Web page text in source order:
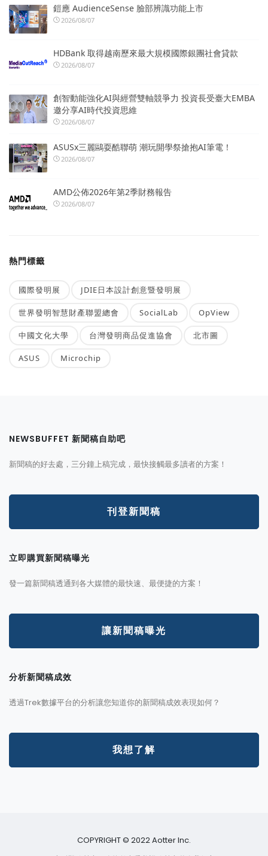
鎧應 AudienceSense 臉部辨識功能上市
2026/08/07
HDBank 取得越南歷來最大規模國際銀團社會貸款
2026/08/07
創智動能強化AI與經營雙軸競爭力 投資長受臺大EMBA
邀分享AI時代投資思維
2026/08/07
ASUSx三麗鷗耍酷聯萌 潮玩開學祭搶抱AI筆電！
2026/08/07
AMD公佈2026年第2季財務報告
2026/08/07
熱門標籤
國際發明展 JDIE日本設計創意暨發明展
世界發明智慧財產聯盟總會 SocialLab OpView
中國文化大學 台灣發明商品促進協會 北市圖
ASUS Microchip
NEWSBUFFET 新聞稿自助吧
新聞稿的好去處，三分鐘上稿完成，最快接觸最多讀者的方案！
刊登新聞稿
立即購買新聞稿曝光
發一篇新聞稿透通到各大媒體的最快速、最便捷的方案！
讓新聞稿曝光
分析新聞稿成效
透過Trek數據平台的分析讓您知道你的新聞稿成效表現如何？
我想了解
COPYRIGHT © 2022 Aotter Inc.